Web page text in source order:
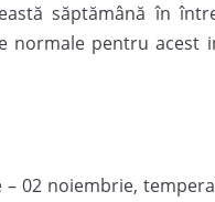
săptămână în
normale pentru
02 noiembrie,